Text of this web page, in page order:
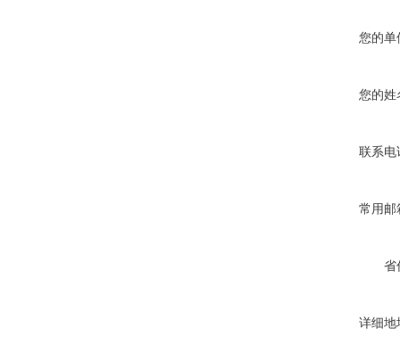
您的单
您的姓
联系电
常用邮
省
详细地